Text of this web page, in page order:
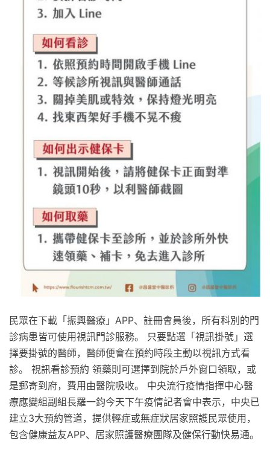
民眾在下載「振興醫療」APP、註冊會員後，所有科別的門
診病患皆可使用視訊門診服務。 只要點選「視訊掛號」選
擇要掛號的醫師，醫師便會在預約時段主動以視訊方式看
診。 視訊看診預約 領藥則可選擇到院於戶外窗口領取，或
是郵寄到府，費用由醫院吸收。 中央流行疫情指揮中心醫
療應變組副組長羅一鈞今天下午疫情記者會中表示，中央已
建立3大預約管道，提供輕症或無症狀居家照護民眾使用，
包含健康益友APP、居家照護醫療團隊及健保行動快易通。